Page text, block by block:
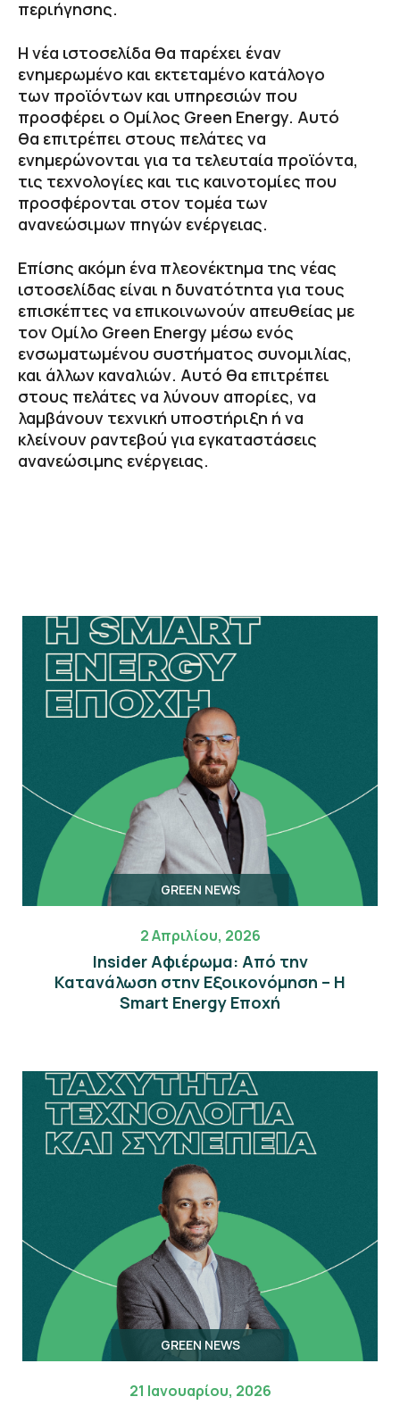
περιήγησης.
Η νέα ιστοσελίδα θα παρέχει έναν
ενημερωμένο και εκτεταμένο κατάλογο
των προϊόντων και υπηρεσιών που
προσφέρει ο Ομίλος Green Energy. Αυτό
θα επιτρέπει στους πελάτες να
ενημερώνονται για τα τελευταία προϊόντα,
τις τεχνολογίες και τις καινοτομίες που
προσφέρονται στον τομέα των
ανανεώσιμων πηγών ενέργειας.
Επίσης ακόμη ένα πλεονέκτημα της νέας
ιστοσελίδας είναι η δυνατότητα για τους
επισκέπτες να επικοινωνούν απευθείας με
τον Ομίλο Green Energy μέσω ενός
ενσωματωμένου συστήματος συνομιλίας,
και άλλων καναλιών. Αυτό θα επιτρέπει
στους πελάτες να λύνουν απορίες, να
λαμβάνουν τεχνική υποστήριξη ή να
κλείνουν ραντεβού για εγκαταστάσεις
ανανεώσιμης ενέργειας.
GREEN NEWS
2 Απριλίου, 2026
Insider Αφιέρωμα: Από την
Κατανάλωση στην Εξοικονόμηση – Η
Smart Energy Εποχή
GREEN NEWS
21 Ιανουαρίου, 2026